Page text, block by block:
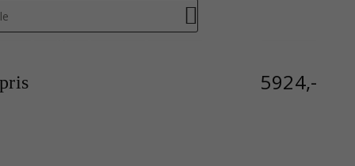
5924,-